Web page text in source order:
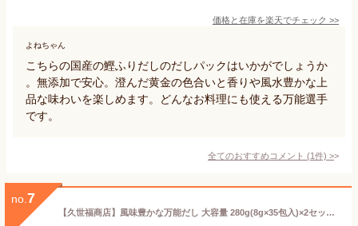
価格と在庫を楽天でチェック >>
よねちゃん
こちらの国産の鰹ふりだしのだしパックはいかがでしょうか
。無添加で安心。澄んだ黄金の色合いと香りや風水豊かな上
品な味わいを楽しめます。どんなお料理にも使える万能選手
です。
全てのおすすめコメント (1件) >
no. 7
【久世福商店】風味豊かな万能だし 大容量 280g(8g×35包入)×2セット かつお節 さば節 煮干 昆布 ふりかけ 出汁パック だしパック ◇化学調味料・保存料、無添加◇ サンクゼール KUZEFUKU Dashi Pack【costco コストコ コストコ通販】★送料無料★